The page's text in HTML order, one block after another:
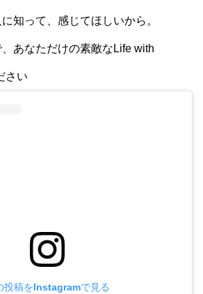
知って、感じてほしいから。
あなただけの素敵なLife with
さい
投稿をInstagramで見る